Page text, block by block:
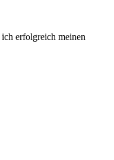
erfolgreich meinen